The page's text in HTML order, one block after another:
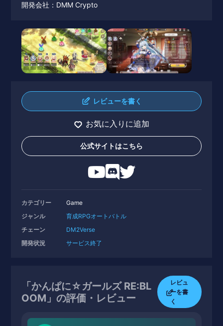
開発会社：DMM Crypto
レビューを書く
お気に入りに追加
公式サイトはこちら
カテゴリー
Game
ジャンル
育成RPGオートバトル
チェーン
DM2Verse
開発状況
サービス終了
「かんぱに☆ガールズ RE:BL
OOM」の評価・レビュー
レビュ
ーを書
く